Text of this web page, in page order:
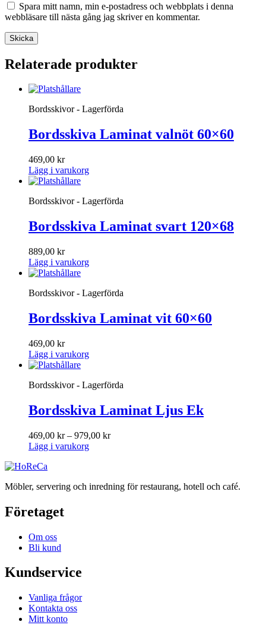
Spara mitt namn, min e-postadress och webbplats i denna
webbläsare till nästa gång jag skriver en kommentar.
Relaterade produkter
Bordsskivor - Lagerförda
Bordsskiva Laminat valnöt 60×60
469,00 kr
Lägg i varukorg
Bordsskivor - Lagerförda
Bordsskiva Laminat svart 120×68
889,00 kr
Lägg i varukorg
Bordsskivor - Lagerförda
Bordsskiva Laminat vit 60×60
469,00 kr
Lägg i varukorg
Bordsskivor - Lagerförda
Bordsskiva Laminat Ljus Ek
469,00 kr – 979,00 krPrisintervall:
Lägg i varukorgDen
flera
Möbler, servering och inredning för restaurang, hotell och café.
Företaget
Om oss
Bli kund
Kundservice
Vanliga frågor
Kontakta oss
Mitt konto